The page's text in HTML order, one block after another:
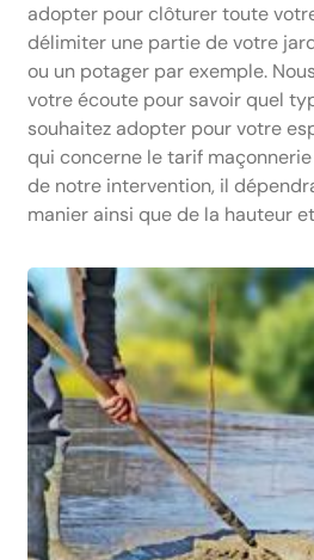
adopter pour clôturer toute
délimiter une partie de votre
ou un potager par exemple.
votre écoute pour savoir quel
souhaitez adopter pour votre
qui concerne le tarif
de notre intervention, il
manier ainsi que de la hauteur